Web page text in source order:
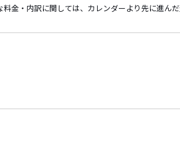
金・内訳に関しては、カレンダーより先に進ん